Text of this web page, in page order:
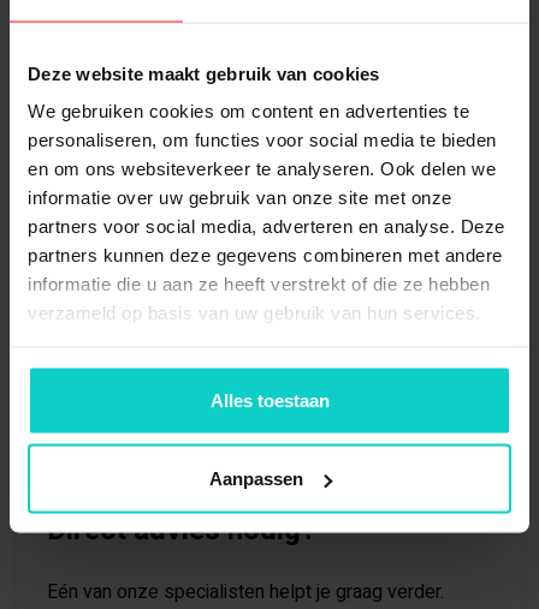
Deze website maakt gebruik van cookies
We gebruiken cookies om content en advertenties te
personaliseren, om functies voor social media te bieden
en om ons websiteverkeer te analyseren. Ook delen we
informatie over uw gebruik van onze site met onze
partners voor social media, adverteren en analyse. Deze
partners kunnen deze gegevens combineren met andere
informatie die u aan ze heeft verstrekt of die ze hebben
verzameld op basis van uw gebruik van hun services.
Alles toestaan
Aanpassen
Direct advies nodig?
Eén van onze specialisten helpt je graag verder.